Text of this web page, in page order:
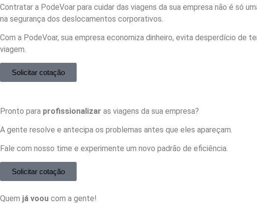
Contratar a PodeVoar para cuidar das viagens da sua empresa não é só
na segurança dos deslocamentos corporativos.
Com a PodeVoar, sua empresa economiza dinheiro, evita desperdício
viagem.
Solicitar cotação
Pronto para profissionalizar as viagens da sua empresa?
A gente resolve e antecipa os problemas antes que eles apareçam.
Fale com nosso time e experimente um novo padrão de eficiência.
Solicitar cotação
Quem já voou com a gente!